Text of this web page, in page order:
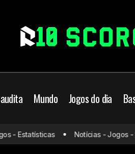
Mundo Jogos do dia
Mercado da bola Premier League Série
Estatísticas Notícias - Jogos -